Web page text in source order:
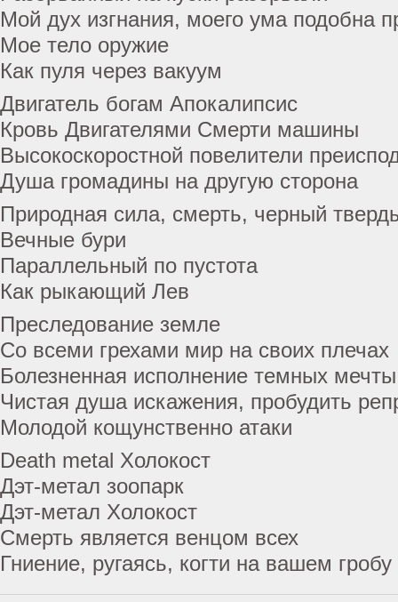
Мой дух изгнания, моего ума подобна
Мое тело оружие
Как пуля через вакуум
Двигатель богам Апокалипсис
Кровь Двигателями Смерти машины
Высокоскоростной повелители
Душа громадины на другую сторона
Природная сила, смерть, черный
Вечные бури
Параллельный по пустота
Как рыкающий Лев
Преследование земле
Со всеми грехами мир на своих плечах
Болезненная исполнение темных мечты
Чистая душа искажения, пробудить
Молодой кощунственно атаки
Death metal Холокост
Дэт-метал зоопарк
Дэт-метал Холокост
Смерть является венцом всех
Гниение, ругаясь, когти на вашем гробу